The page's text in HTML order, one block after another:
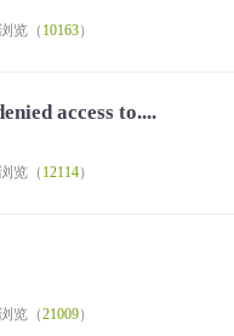
浏览（ 10163）
access to....
浏览（ 12114）
浏览（21009）